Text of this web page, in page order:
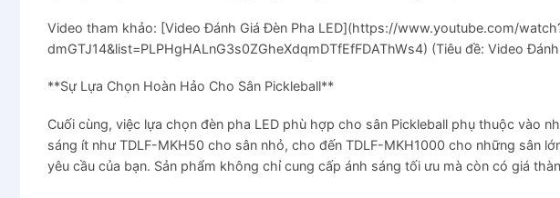
Video tham khảo: [Video Đánh Giá Đèn Pha LED](https://www.youtube.com/
dmGTJ14&list=PLPHgHALnG3s0ZGheXdqmDTfEfFDAThWs4) (Tiêu đề: Video
**Sự Lựa Chọn Hoàn Hảo Cho Sân Pickleball**
Cuối cùng, việc lựa chọn đèn pha LED phù hợp cho sân Pickleball phụ thuộc vào
sáng ít như TDLF-MKH50 cho sân nhỏ, cho đến TDLF-MKH1000 cho những sân
yêu cầu của bạn. Sản phẩm không chỉ cung cấp ánh sáng tối ưu mà còn có giá